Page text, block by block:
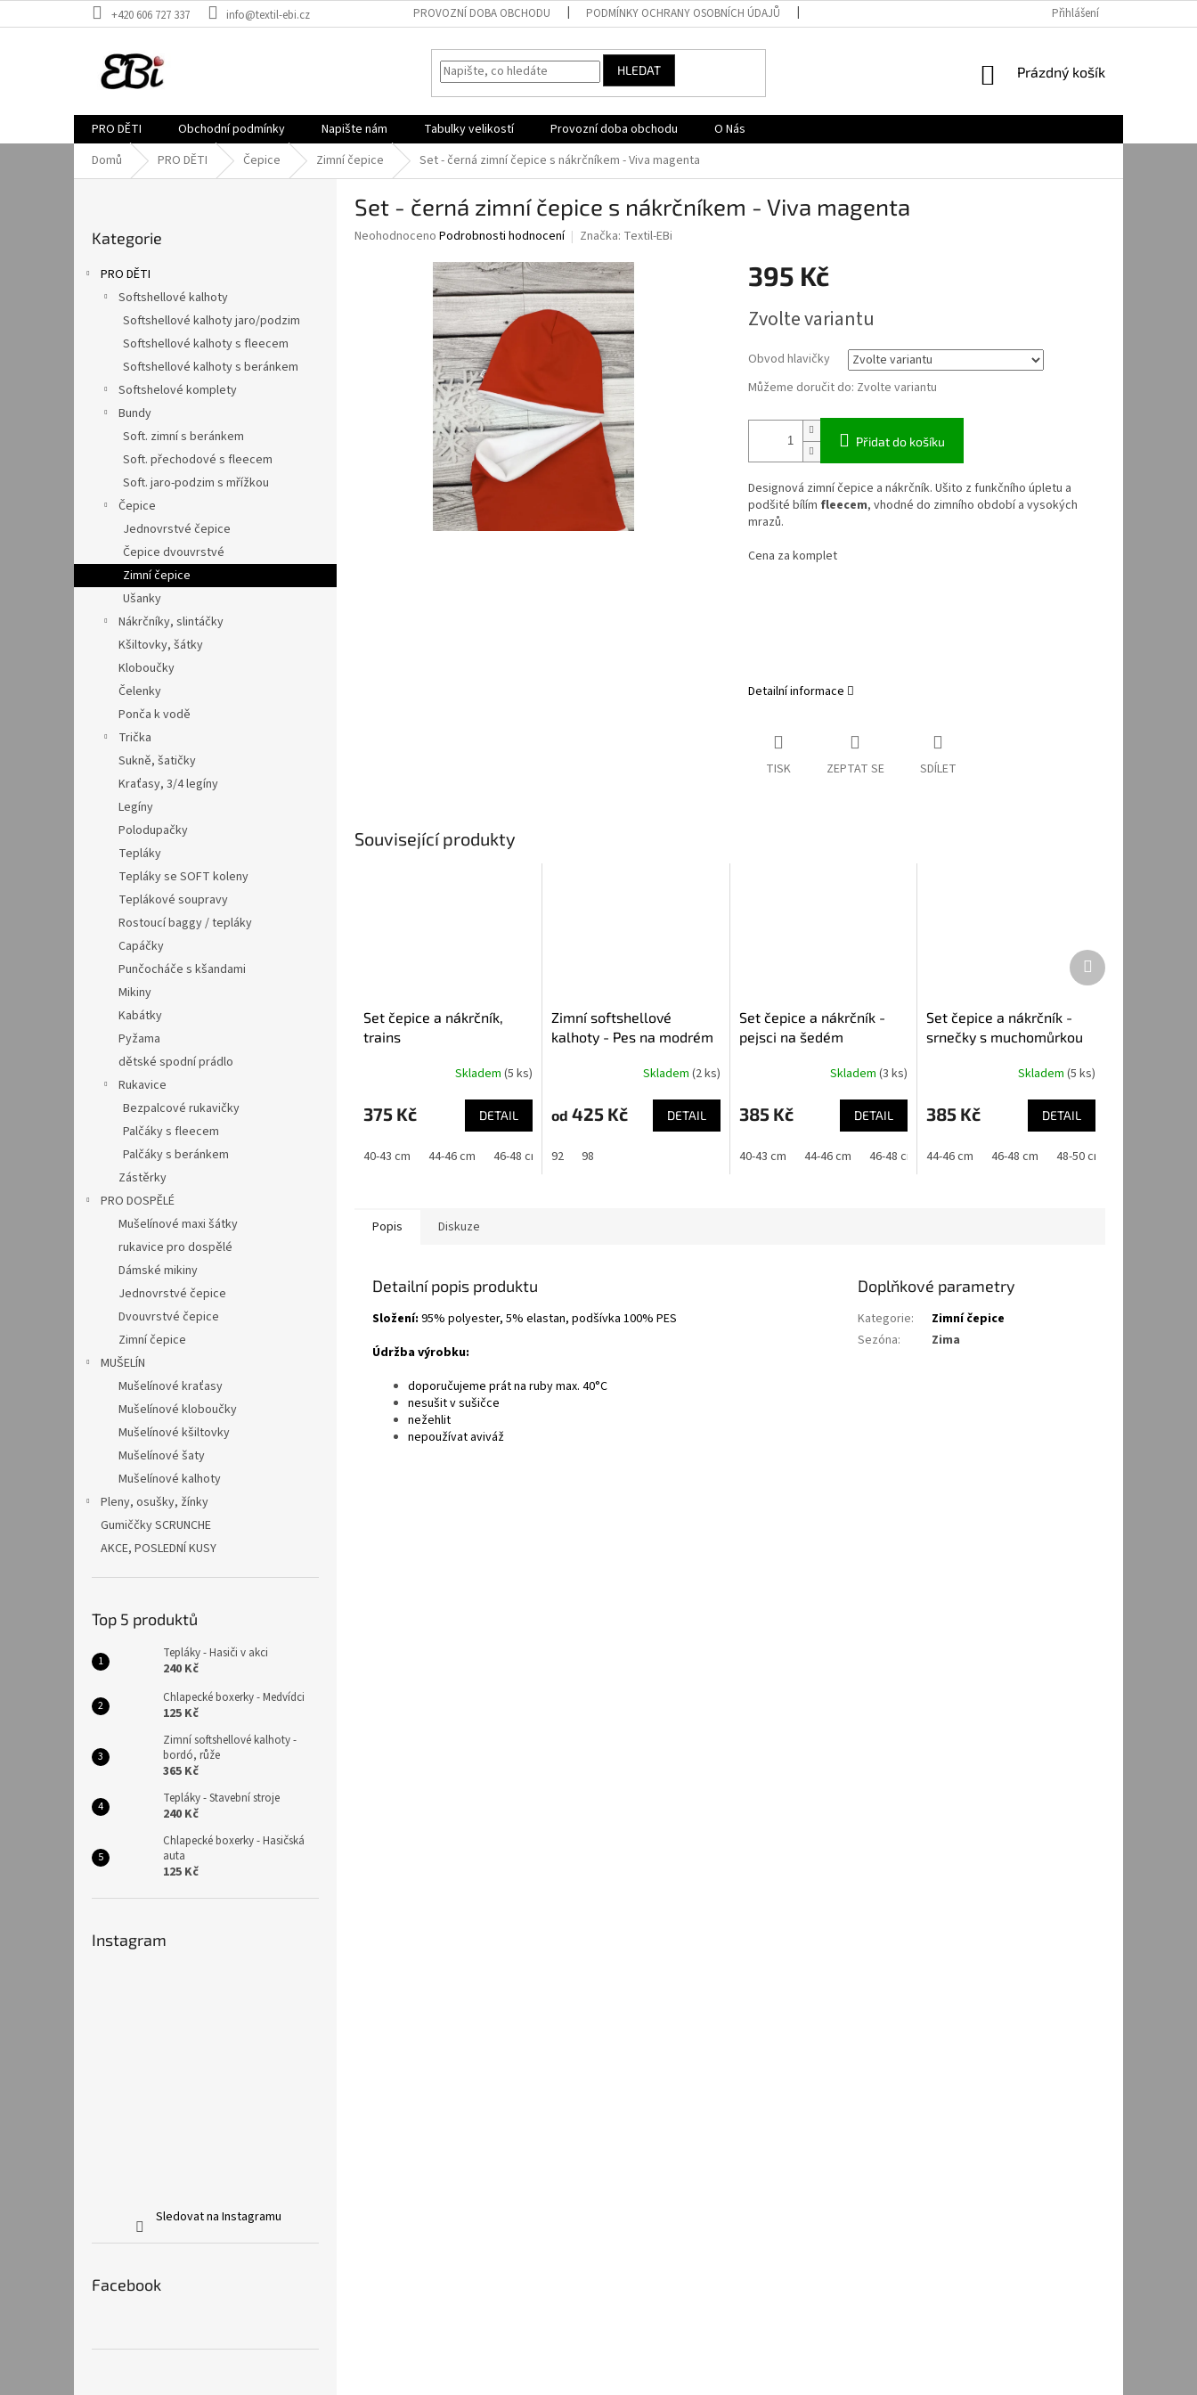
na
+420 606 727 337 info@textil-ebi.cz PROVOZNÍ DOBA OBCHODU PODMÍNKY OCHRANY OSOBNÍCH ÚDAJŮ Přihlášení
HLEDAT
NÁKUPNÍ
Prázdný košík
PRO DĚTI Obchodní podmínky Napište nám Tabulky velikostí Provozní doba obchodu
O Nás
Domů
PRO DĚTI Čepice Zimní čepice Set - černá zimní čepice s nákrčníkem - Viva magenta
kategorie
Kategorie
PRO DĚTI
Softshellové kalhoty
Softshellové kalhoty jaro/podzim
Softshellové kalhoty s fleecem
Softshellové kalhoty s beránkem
Softshelové komplety
Bundy
Soft. zimní s beránkem
Soft. přechodové s fleecem
Soft. jaro-podzim s mřížkou
Čepice
Jednovrstvé čepice
Čepice dvouvrstvé
Zimní čepice
Ušanky
Nákrčníky, slintáčky
Kšiltovky, šátky
Kloboučky
Čelenky
Ponča k vodě
Trička
Sukně, šatičky
Kraťasy, 3/4 legíny
Legíny
Polodupačky
Tepláky
Tepláky se SOFT koleny
Teplákové soupravy
Rostoucí baggy / tepláky
Capáčky
Punčocháče s kšandami
Mikiny
Kabátky
Pyžama
dětské spodní prádlo
Rukavice
Bezpalcové rukavičky
Palčáky s fleecem
Palčáky s beránkem
Zástěrky
PRO DOSPĚLÉ
Mušelínové maxi šátky
rukavice pro dospělé
Dámské mikiny
Jednovrstvé čepice
Dvouvrstvé čepice
Zimní čepice
MUŠELÍN
Mušelínové kraťasy
Mušelínové kloboučky
Mušelínové kšiltovky
Mušelínové šaty
Mušelínové kalhoty
Pleny, osušky, žínky
Gumiččky SCRUNCHE
AKCE, POSLEDNÍ KUSY
Top 5 produktů
Tepláky - Hasiči v akci
240 Kč
Chlapecké boxerky - Medvídci
125 Kč
Zimní softshellové kalhoty -
bordó, růže
365 Kč
Tepláky - Stavební stroje
240 Kč
Chlapecké boxerky - Hasičská
auta
125 Kč
Instagram
Sledovat na Instagramu
Facebook
Set - černá zimní čepice s nákrčníkem - Viva magenta
Průměrné
Neohodnoceno Podrobnosti hodnocení Značka: Textil-EBi
395 Kč
cena:
Zvolte variantu
Obvod hlavičky
Můžeme doručit do: Zvolte variantu
Přidat do košíku
Designová zimní čepice a nákrčník. Ušito z funkčního úpletu a
podšité bílím fleecem, vhodné do zimního období a vysokých
mrazů.
Cena za komplet
Detailní informace
TISK ZEPTAT SE SDÍLET
Související produkty
Set čepice a nákrčník,
trains
Skladem (5 ks)
375 Kč DETAIL
40-43 cm 44-46 cm 46-48 cm 48-50 cm
Zimní softshellové
kalhoty - Pes na modrém
Skladem (2 ks)
od 425 Kč DETAIL
92 98
Set čepice a nákrčník -
pejsci na šedém
Skladem(3 ks)
385 Kč DETAIL
40-43 cm 44-46 cm 46-48 cm 48-50 cm
Set čepice a nákrčník -
srnečky s muchomůrkou
Skladem (5 ks)
385 Kč DETAIL
44-46 cm 46-48 cm 48-50 cm
Další
produkt
Popis Diskuze
Detailní popis produktu
Složení: 95% polyester, 5% elastan, podšívka 100% PES
Údržba výrobku:
doporučujeme prát na ruby max. 40°C
nesušit v sušičce
nežehlit
nepoužívat aviváž
Doplňkové parametry
Kategorie:
Zimní čepice
Sezóna: Zima